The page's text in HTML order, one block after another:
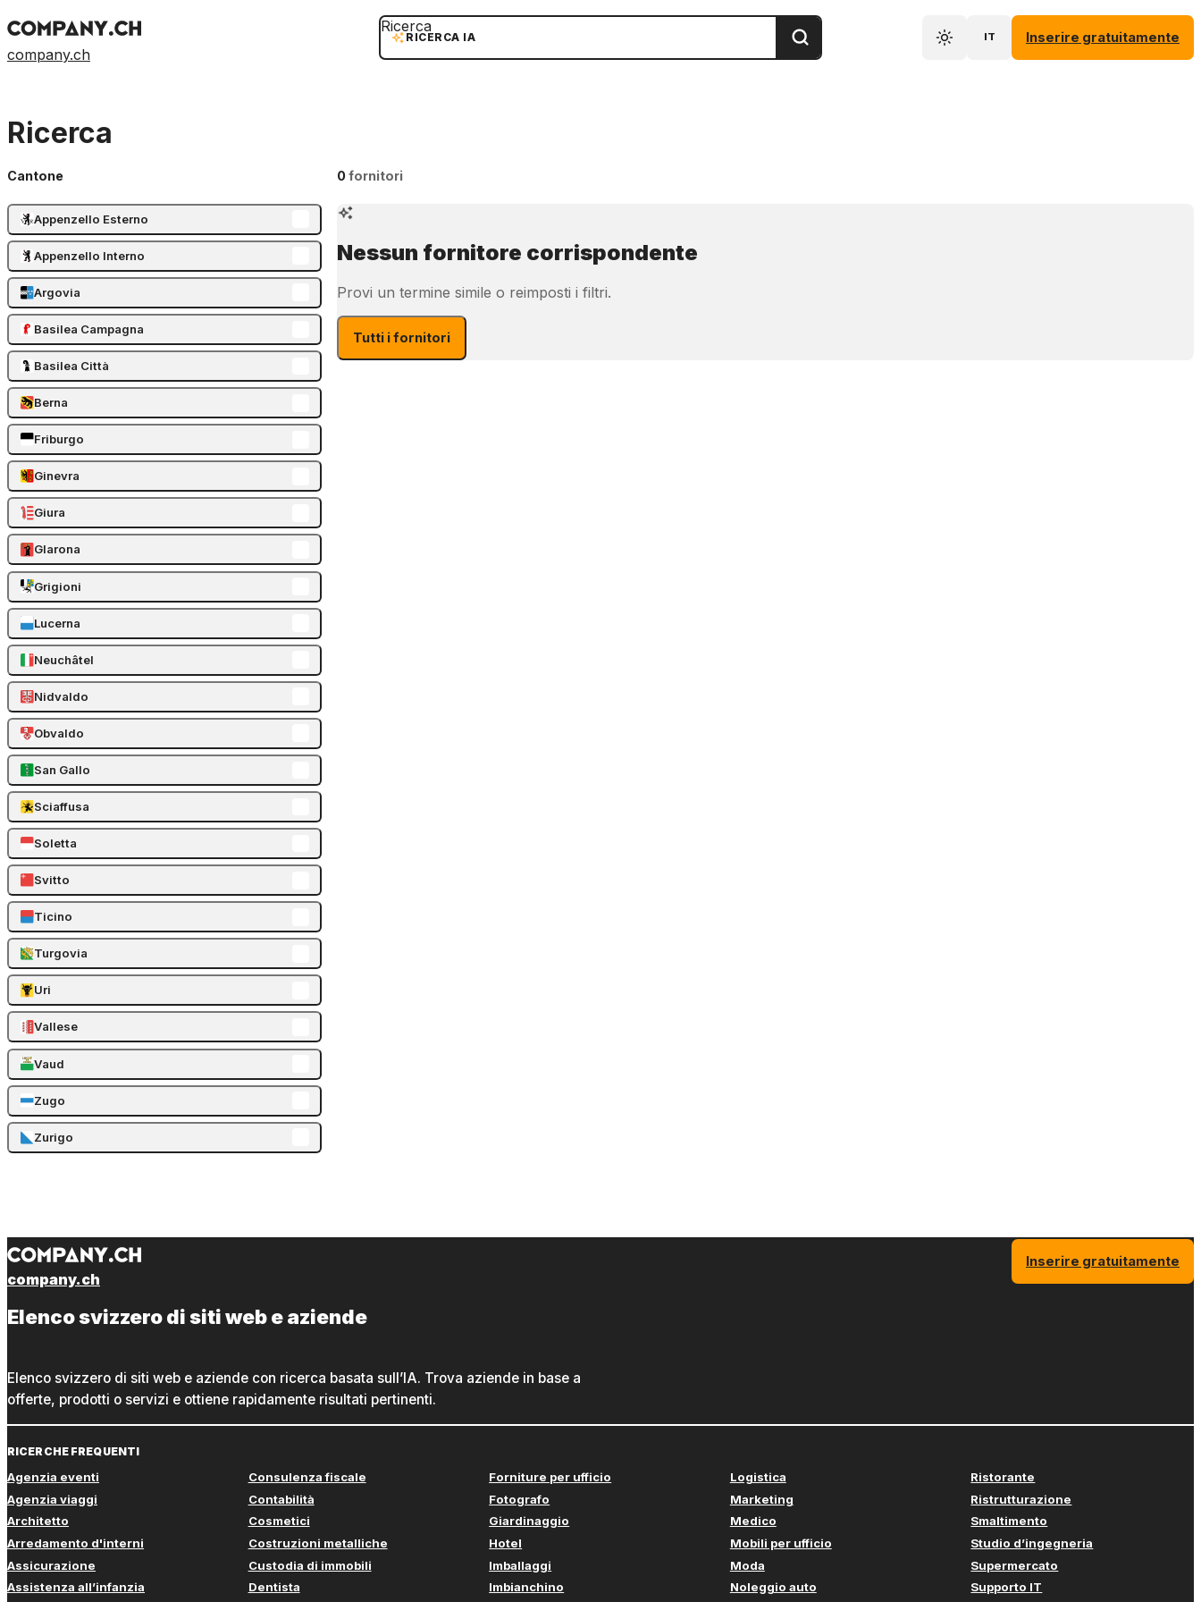
company.ch
RICERCA IA
Ricerca
IT Inserire gratuitamente
Ricerca
Cantone
Appenzello Esterno
Appenzello Interno
Argovia
Basilea Campagna
Basilea Città
Berna
Friburgo
Ginevra
Giura
Glarona
Grigioni
Lucerna
Neuchâtel
Nidvaldo
Obvaldo
San Gallo
Sciaffusa
Soletta
Svitto
Ticino
Turgovia
Uri
Vallese
Vaud
Zugo
Zurigo
0fornitori
Nessun fornitore corrispondente
Provi un termine simile o reimposti i filtri.
Tutti i fornitori
company.ch
Inserire gratuitamente
Elenco svizzero di siti web e aziende
Elenco svizzero di siti web e aziende con ricerca basata sull’IA. Trova aziende in base a
offerte, prodotti o servizi e ottiene rapidamente risultati pertinenti.
RICERCHE FREQUENTI
Agenzia eventi
Agenzia viaggi
Architetto
Arredamento d'interni
Assicurazione
Assistenza all’infanzia
Consulenza fiscale
Contabilità
Cosmetici
Costruzioni metalliche
Custodia di immobili
Dentista
Forniture per ufficio
Fotografo
Giardinaggio
Hotel
Imballaggi
Imbianchino
Logistica
Marketing
Medico
Mobili per ufficio
Moda
Noleggio auto
Ristorante
Ristrutturazione
Smaltimento
Studio d’ingegneria
Supermercato
Supporto IT